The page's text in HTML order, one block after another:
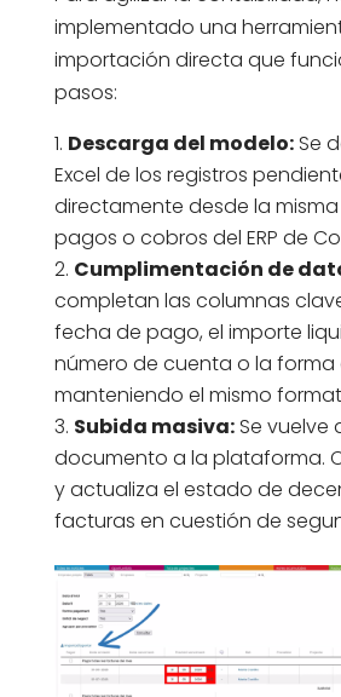
implementado una
importación directa que
pasos:
Descarga del modelo:Se
Excel de los registros
directamente desde la
pagos o cobros del ERP de
Cumplimentación de
completan las columnas
fecha de pago, el importe
número de cuenta o la
manteniendo el mismo
Subida masiva:Se vuelve
documento a la plataforma.
y actualiza el estado de
facturas en cuestión de